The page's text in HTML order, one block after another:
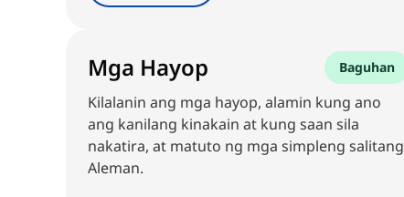
Mga Hayop Baguhan
Kilalanin ang mga hayop, alamin kung ano
ang kanilang kinakain at kung saan sila
nakatira, at matuto ng mga simpleng salitang
Aleman.